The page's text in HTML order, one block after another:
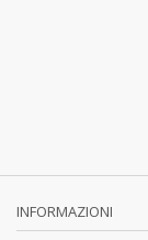
INFORMAZIONI